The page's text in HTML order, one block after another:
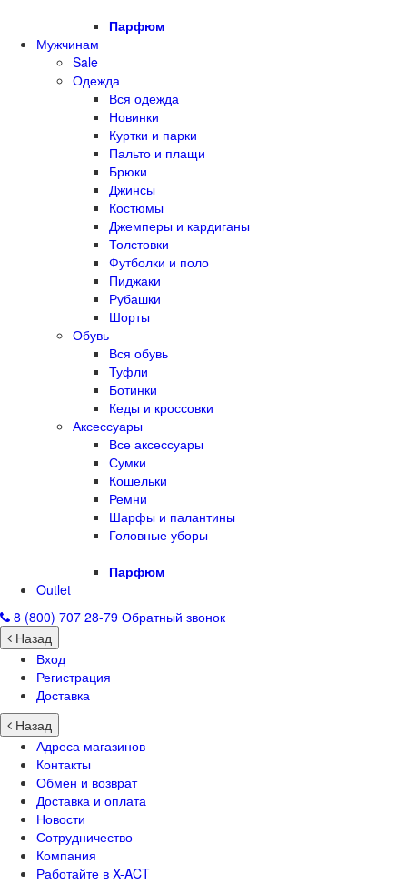
Парфюм
Мужчинам
Sale
Одежда
Вся одежда
Новинки
Куртки и парки
Пальто и плащи
Брюки
Джинсы
Костюмы
Джемперы и кардиганы
Толстовки
Футболки и поло
Пиджаки
Рубашки
Шорты
Обувь
Вся обувь
Туфли
Ботинки
Кеды и кроссовки
Аксессуары
Все аксессуары
Сумки
Кошельки
Ремни
Шарфы и палантины
Головные уборы
Парфюм
Outlet
8 (800) 707 28-79 Обратный звонок
Назад
Вход
Регистрация
Доставка
Назад
Адреса магазинов
Контакты
Обмен и возврат
Доставка и оплата
Новости
Сотрудничество
Компания
Работайте в X-ACT